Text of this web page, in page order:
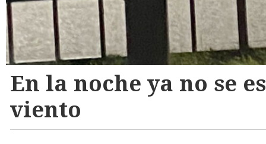
En la noche ya no se
viento